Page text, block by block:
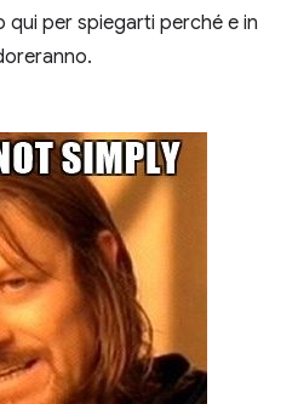
qui per spiegarti perché e in